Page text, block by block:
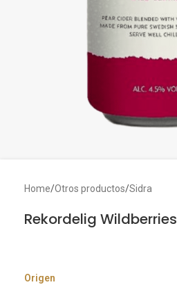
Home/Otros productos/Sidra
Rekordelig Wildberries
Origen